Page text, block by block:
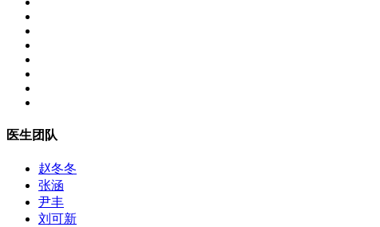
医生团队
赵冬冬
张涵
尹丰
刘可新